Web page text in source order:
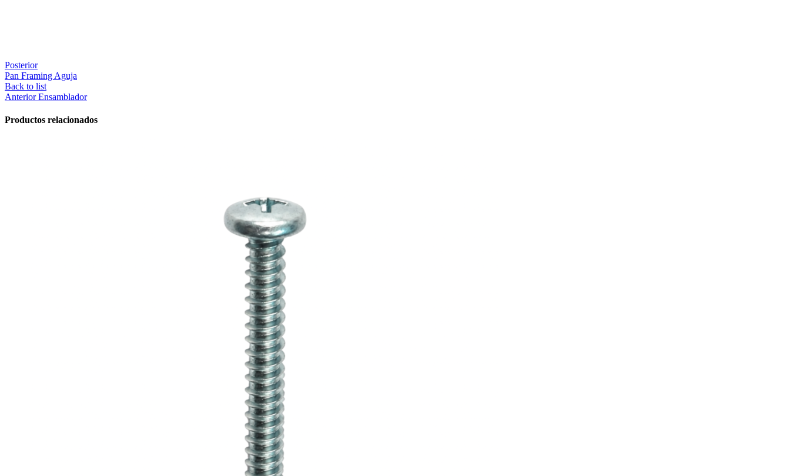
Posterior
Pan Framing Aguja
Back to list
Anterior Ensamblador
Productos relacionados